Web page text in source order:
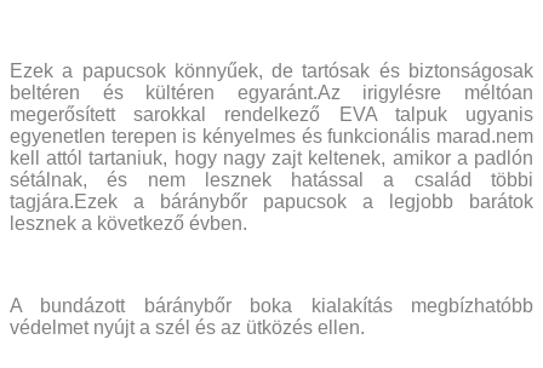
Ezek a papucsok könnyűek, de tartósak és biztonságosak
beltéren és kültéren egyaránt.Az irigylésre méltóan
megerősített sarokkal rendelkező EVA talpuk ugyanis
egyenetlen terepen is kényelmes és funkcionális marad.nem
kell attól tartaniuk, hogy nagy zajt keltenek, amikor a padlón
sétálnak, és nem lesznek hatással a család többi
tagjára.Ezek a báránybőr papucsok a legjobb barátok
lesznek a következő évben.
A bundázott báránybőr boka kialakítás megbízhatóbb
védelmet nyújt a szél és az ütközés ellen.